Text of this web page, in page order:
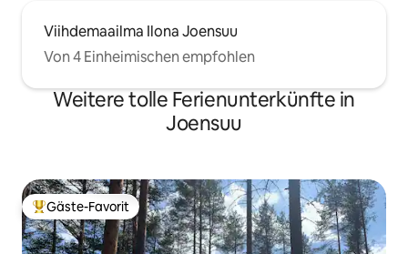
Viihdemaailma Ilona Joensuu
Von 4 Einheimischen empfohlen
Weitere tolle Ferienunterkünfte in
Joensuu
Beliebter Gäste-Favorit.
Gäste-Favorit